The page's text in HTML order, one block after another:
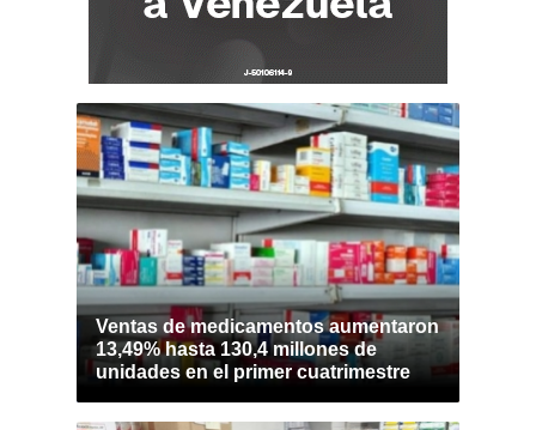
Ventas de medicamentos aumentaron
13,49% hasta 130,4 millones de
unidades en el primer cuatrimestre